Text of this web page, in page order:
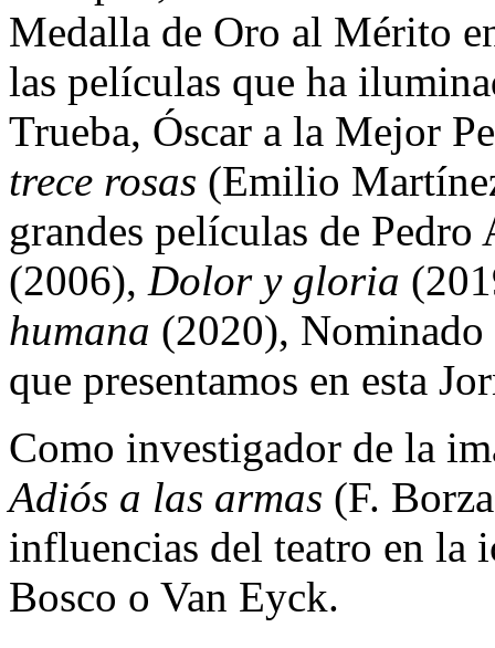
Medalla de Oro al Mérito
las películas que ha
Trueba, Óscar a la Mejor
trece rosas (Emilio
grandes películas de
(2006), Dolor y gloria
humana (2020), Nominado
que presentamos en esta
Como investigador de la
Adiós a las armas (F.
influencias del teatro en la
Bosco o Van Eyck.